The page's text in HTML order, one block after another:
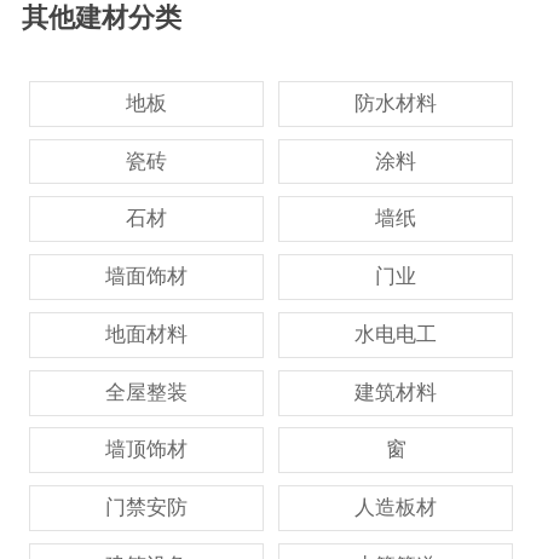
其他建材分类
地板 防水材料
瓷砖 涂料
石材 墙纸
墙面饰材 门业
地面材料 水电电工
全屋整装 建筑材料
墙顶饰材 窗
门禁安防 人造板材